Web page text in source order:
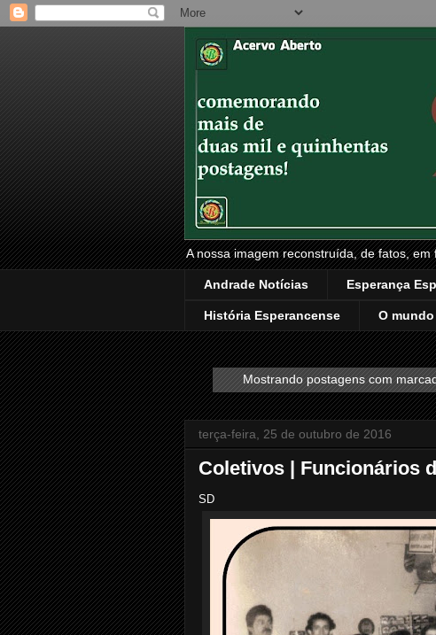
A nossa imagem reconstruída, de fatos,
Andrade Notícias Esperança
História Esperancense O
Mostrando postagens com
terça-feira, 25 de outubro de 2016
Coletivos | Funcionários
SD